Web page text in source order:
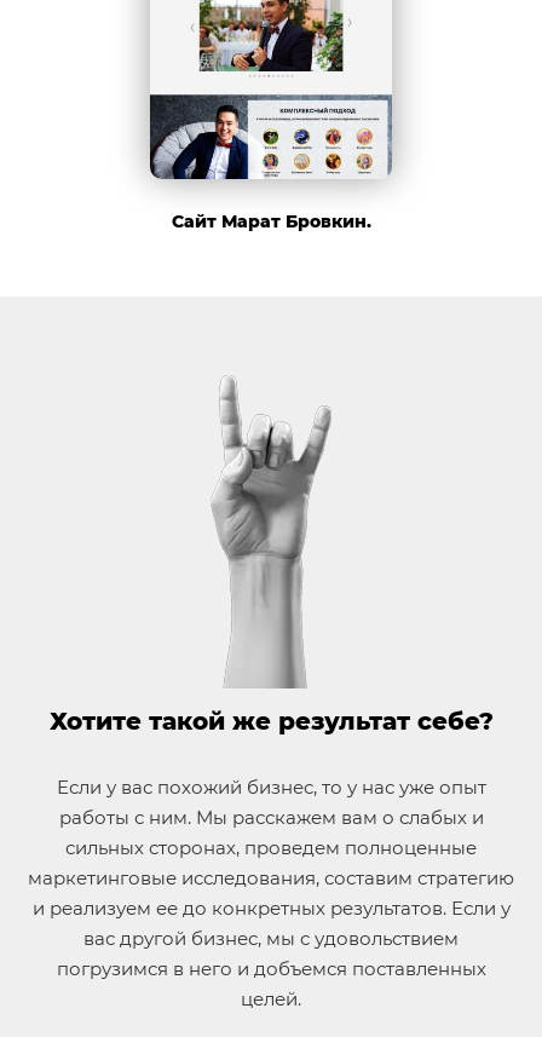
Сайт Марат Бровкин.
Хотите такой же результат себе?
Если у вас похожий бизнес, то у нас уже опыт
работы с ним. Мы расскажем вам о слабых и
сильных сторонах, проведем полноценные
маркетинговые исследования, составим стратегию
и реализуем ее до конкретных результатов. Если у
вас другой бизнес, мы с удовольствием
погрузимся в него и добъемся поставленных
целей.